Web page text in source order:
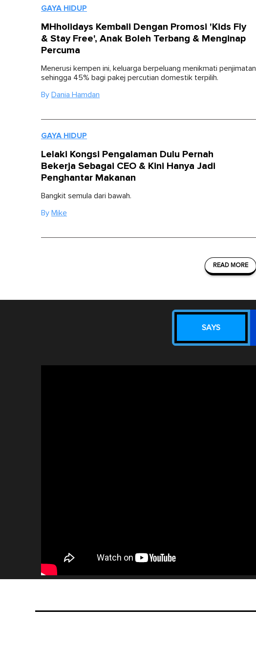
GAYA HIDUP
MHholidays Kembali Dengan Promosi 'Kids Fly
& Stay Free', Anak Boleh Terbang & Menginap
Percuma
Menerusi kempen ini, keluarga berpeluang menikmati penjimatan
sehingga 45% bagi pakej percutian domestik terpilih.
By Dania Hamdan
GAYA HIDUP
Lelaki Kongsi Pengalaman Dulu Pernah
Bekerja Sebagai CEO & Kini Hanya Jadi
Penghantar Makanan
Bangkit semula dari bawah.
By Mike
READ MORE
SAYS